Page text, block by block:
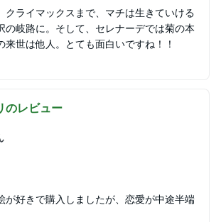
クライマックスまで、マチは生きていける
の岐路に。そして、セレナーデでは菊の本
来世は他人。とても面白いですね！！
のレビュー
が好きで購入しましたが、恋愛が中途半端